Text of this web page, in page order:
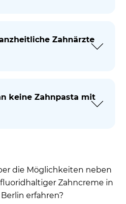
Zahnärzte
keine Zahnpasta mit
die Möglichkeiten neben
Zahncreme in
erfahren?